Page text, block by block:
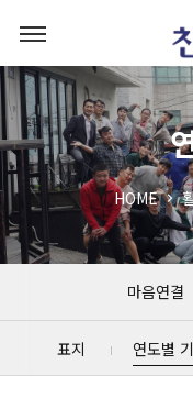
HOME
마음연결
표지 연도별